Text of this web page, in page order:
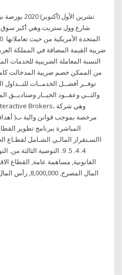
شارع وول ستريت وهي أكبر سوق
اﻟﻨﺴﺒﺔ المعاملة الضريبية للخدمات
من الممكن خصم ضريبة المدخالت
توفــر أفضــل الخدمــات للتــداول
والتــي وعقــود الخيــار وصناديــق
المباشرة ببرنامج تطوير
االسـتقرار المالـي الشـامل لقطـاع
4. 4. 5. 9. التوصية
القانونية, مساهمة عامة, القطاع